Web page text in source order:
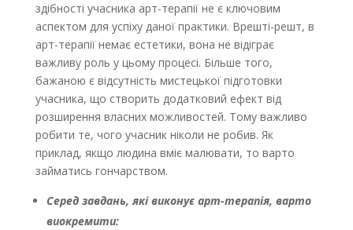
здібності учасника арт-терапії не є ключовим
аспектом для успіху даної практики. Врешті-решт, в
арт-терапії немає естетики, вона не відіграє
важливу роль у цьому процесі. Більше того,
бажаною є відсутність мистецької підготовки
учасника, що створить додатковий ефект від
розширення власних можливостей. Тому важливо
робити те, чого учасник ніколи не робив. Як
приклад, якщо людина вміє малювати, то варто
займатись гончарством.
Серед завдань, які виконує арт-терапія, варто
виокремити: